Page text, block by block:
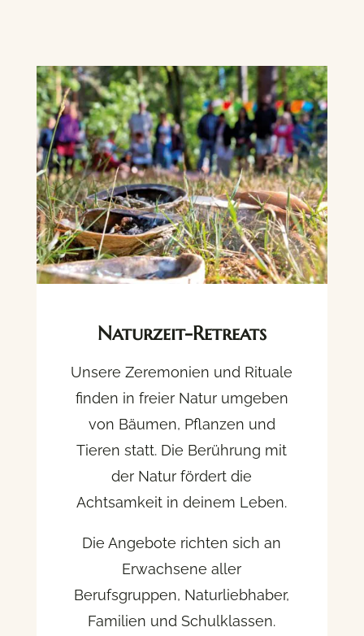
Naturzeit-Retreats
Unsere Zeremonien und Rituale
finden in freier Natur umgeben
von Bäumen, Pflanzen und
Tieren statt. Die Berührung mit
der Natur fördert die
Achtsamkeit in deinem Leben.
Die Angebote richten sich an
Erwachsene aller
Berufsgruppen, Naturliebhaber,
Familien und Schulklassen.